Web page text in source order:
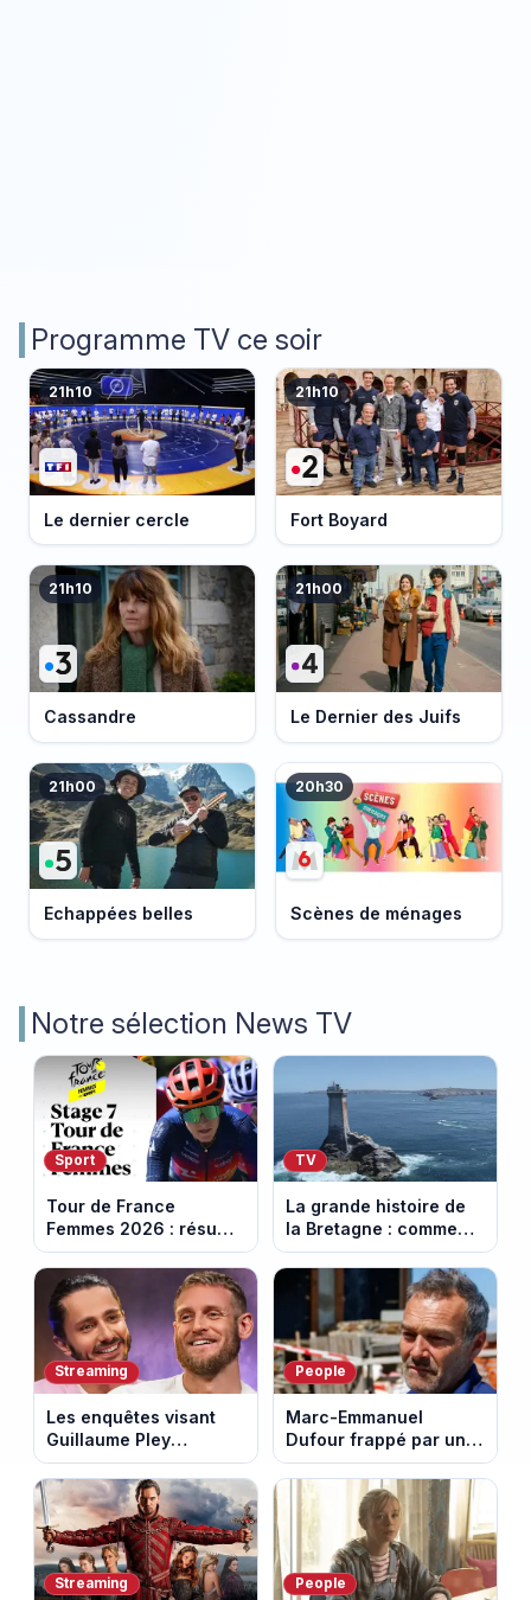
Programme TV ce soir
21h10
Le dernier cercle
21h10
Fort Boyard
21h10
Cassandre
21h00
Le Dernier des Juifs
21h00
Echappées belles
20h30
Scènes de ménages
Notre sélection News TV
Sport
Tour de France
Femmes 2026 : résumé
vidéo de la 7e étape
avec l'ascension du
Mont Ventoux
TV
La grande histoire de
la Bretagne : comment
les Bretons ont
défendu leur culture
au fil des décennies
Streaming
Les enquêtes visant
Guillaume Pley
poussent Ragnar Le
Breton à quitter la
tournée Legend
People
Marc-Emmanuel
Dufour frappé par un
terrible incendie : son
chalet part en fumée
Streaming People